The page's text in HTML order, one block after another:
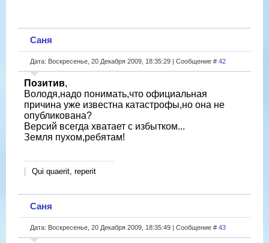
Саня
Дата: Воскресенье, 20 Декабря 2009, 18:35:29 | Сообщение # 42
Позитив,
Володя,надо понимать,что официальная
причина уже известна катастрофы,но она не
опубликована?
Версий всегда хватает с избытком...
Земля пухом,ребятам!
Qui quaerit, reperit
Саня
Дата: Воскресенье, 20 Декабря 2009, 18:35:49 | Сообщение # 43